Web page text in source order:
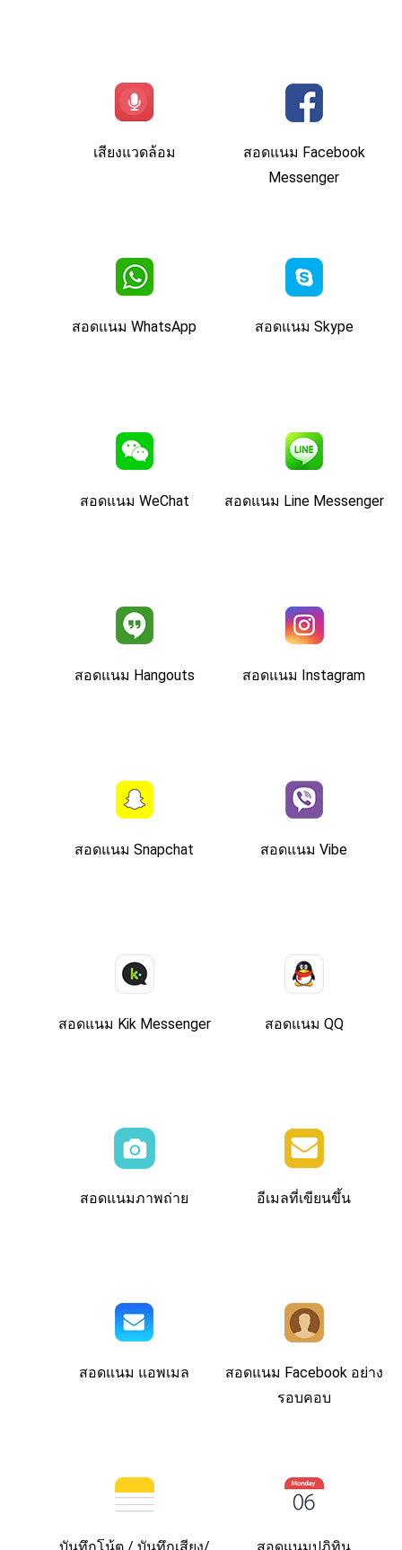
เสียงแวดล้อม
สอดแนม Facebook
Messenger
สอดแนม WhatsApp สอดแนม Skype
สอดแนม WeChat สอดแนม Line Messenger
สอดแนม Hangouts สอดแนม Instagram
สอดแนม Snapchat สอดแนม Vibe
สอดแนม Kik Messenger สอดแนม QQ
สอดแนมภาพถ่าย อีเมลที่เขียนขึ้น
สอดแนม แอพเมล
สอดแนม Facebook อย่าง
รอบคอบ